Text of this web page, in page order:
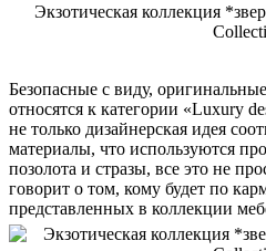
Экзотическая коллекция
Безопасные с виду,
относятся к категории «Luxury
не только дизайнерская идея
материалы, что используются
позолота и стразы, все это не
говорит о том, кому будет по
представленных в коллекции